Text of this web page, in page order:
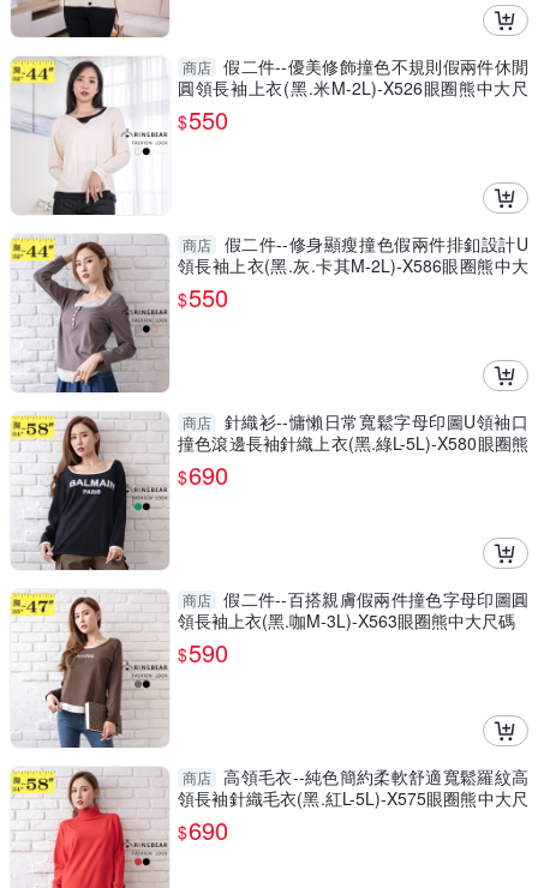
商店 假二件--優美修飾撞色不規則假兩件休閒
圓領長袖上衣(黑.米M-2L)-X526眼圈熊中大尺
碼
$550
商店
假二件--修身顯瘦撞色假兩件排釦設計U
領長袖上衣(黑.灰.卡其M-2L)-X586眼圈熊中大
尺碼
$550
商店
針織衫--慵懶日常寬鬆字母印圖U領袖口
撞色滾邊長袖針織上衣(黑.綠L-5L)-X580眼圈熊
中大尺碼
$690
商店 假二件--百搭親膚假兩件撞色字母印圖圓
領長袖上衣(黑.咖M-3L)-X563眼圈熊中大尺碼
$590
商店 高領毛衣--純色簡約柔軟舒適寬鬆羅紋高
領長袖針織毛衣(黑.紅L-5L)-X575眼圈熊中大尺
碼
$690